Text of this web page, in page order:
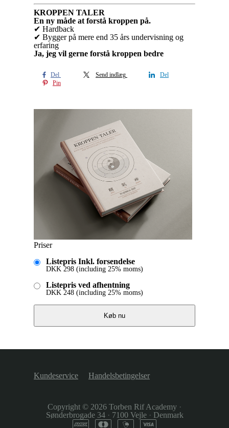
KROPPEN TALER
En ny måde at forstå kroppen på.
✔ Hardback
✔ Bygger på mere end 35 års undervisning og
erfaring
Ja, jeg vil gerne forstå kroppen bedre
Del Send indlæg
Del
Pin
Priser
Listepris Inkl. forsendelse
DKK 298 (including 25% moms)
Listepris ved afhentning
DKK 248 (including 25% moms)
Køb nu
Kundeservice Handelsbetingelser
Copyright © 2026 Torben Rif Academy ·
Sønderbrogade 34 · 7100 Vejle · Denmark